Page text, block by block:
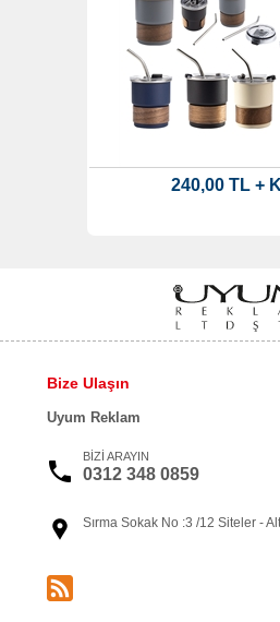
240,00 TL +
Bize Ulaşın
Uyum Reklam
BİZİ ARAYIN
0312 348 0859
Sırma Sokak No :3 /12 Siteler -